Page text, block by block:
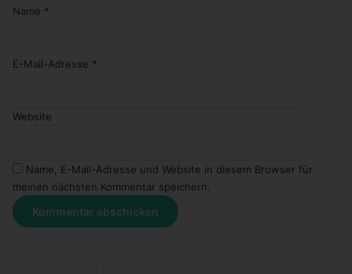
Name *
E-Mail-Adresse *
Website
Name, E-Mail-Adresse und Website in diesem Browser für
meinen nächsten Kommentar speichern.